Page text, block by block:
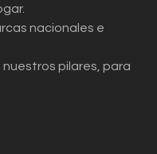
nacionales e
pilares, para